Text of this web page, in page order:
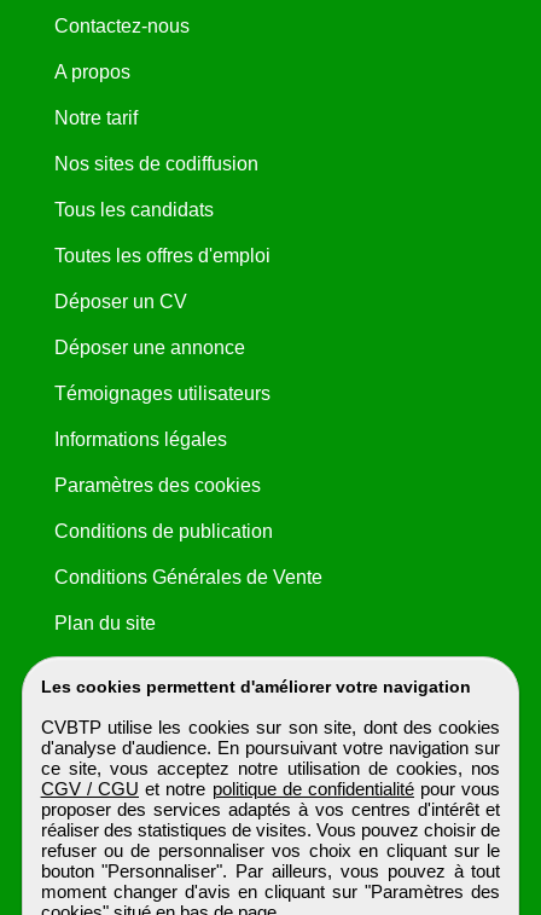
Les cookies permettent d'améliorer votre navigation
CVBTP utilise les cookies sur son site, dont des cookies
d'analyse d'audience. En poursuivant votre navigation sur
ce site, vous acceptez notre utilisation de cookies, nos
CGV / CGU et notre politique de confidentialité pour vous
proposer des services adaptés à vos centres d'intérêt et
réaliser des statistiques de visites. Vous pouvez choisir de
refuser ou de personnaliser vos choix en cliquant sur le
bouton "Personnaliser". Par ailleurs, vous pouvez à tout
moment changer d'avis en cliquant sur "Paramètres des
Contactez-nous
A propos
Notre tarif
Nos sites de codiffusion
Tous les candidats
Toutes les offres d'emploi
Déposer un CV
Déposer une annonce
Témoignages utilisateurs
Informations légales
Paramètres des cookies
Conditions de publication
Conditions Générales de Vente
Plan du site